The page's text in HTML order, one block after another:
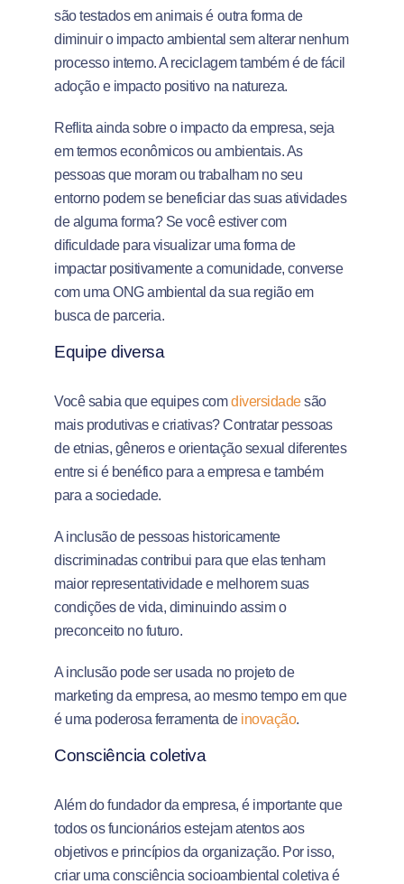
são testados em animais é outra forma de
diminuir o impacto ambiental sem alterar nenhum
processo interno. A reciclagem também é de fácil
adoção e impacto positivo na natureza.
Reflita ainda sobre o impacto da empresa, seja
em termos econômicos ou ambientais. As
pessoas que moram ou trabalham no seu
entorno podem se beneficiar das suas atividades
de alguma forma? Se você estiver com
dificuldade para visualizar uma forma de
impactar positivamente a comunidade, converse
com uma ONG ambiental da sua região em
busca de parceria.
Equipe diversa
Você sabia que equipes comdiversidadesão
mais produtivas e criativas? Contratar pessoas
de etnias, gêneros e orientação sexual diferentes
entre si é benéfico para a empresa e também
para a sociedade.
A inclusão de pessoas historicamente
discriminadas contribui para que elas tenham
maior representatividade e melhorem suas
condições de vida, diminuindo assim o
preconceito no futuro.
A inclusão pode ser usada no projeto de
marketing da empresa, ao mesmo tempo em que
é uma poderosa ferramenta de inovação.
Consciência coletiva
Além do fundador da empresa, é importante que
todos os funcionários estejam atentos aos
objetivos e princípios da organização. Por isso,
criar uma consciência socioambiental coletiva é